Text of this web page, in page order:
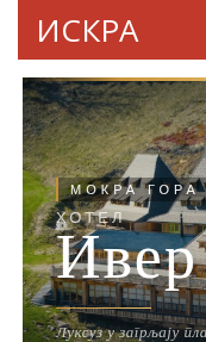
ИСКРА